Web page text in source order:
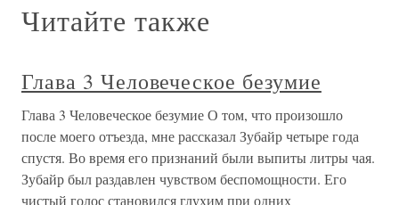
Читайте также
Глава 3 Человеческое безумие
Глава 3 Человеческое безумие О том, что произошло
после моего отъезда, мне рассказал Зубайр четыре года
спустя. Во время его признаний были выпиты литры чая.
Зубайр был раздавлен чувством беспомощности. Его
чистый голос становился глухим при одних